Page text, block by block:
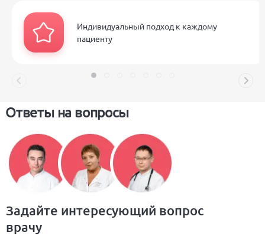
Ответы на вопросы
Задайте интересующий вопрос
врачу
Индивидуальный подход к каждому
пациенту